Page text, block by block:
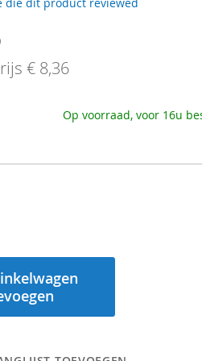
€ 8,36
Op voorraad, voor 16u